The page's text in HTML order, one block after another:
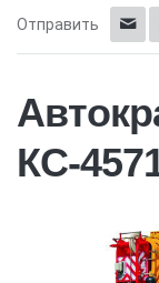
Отправить
КС-